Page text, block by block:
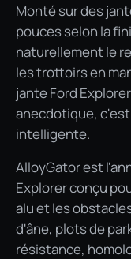
Monté sur des
pouces selon la
naturellement le
les trottoirs en
jante Ford
anecdotique,
intelligente.
AlloyGator est
Explorer conçu
alu et les
d'âne, plots de
résistance,